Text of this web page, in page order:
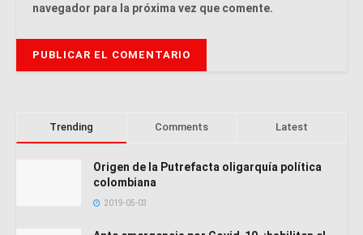
navegador para la próxima vez que comente.
Trending Comments Latest
Origen de la Putrefacta oligarquía política
colombiana
2019-05-03